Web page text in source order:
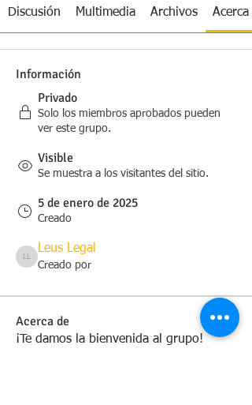
Discusión Multimedia Archivos Acerca
Información
Privado
Solo los miembros aprobados pueden
ver este grupo.
Visible
Se muestra a los visitantes del sitio.
5 de enero de 2025
Creado
Leus Legal
Leus Legal
Creado por
Acerca de
¡Te damos la bienvenida al grupo!